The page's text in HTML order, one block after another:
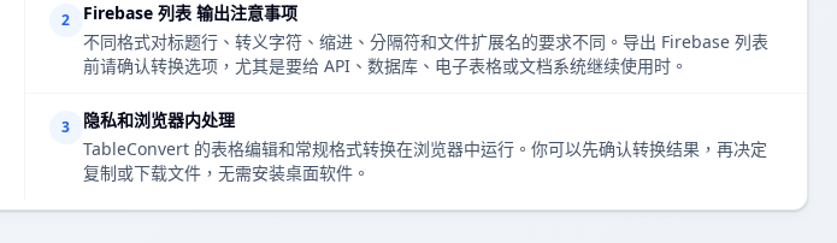
2
Firebase 列表 输出注意事项
不同格式对标题行、转义字符、缩进、分隔符和文件扩展名的要求不同。导出 Firebase 列表
前请确认转换选项，尤其是要给 API、数据库、电子表格或文档系统继续使用时。
3
隐私和浏览器内处理
TableConvert 的表格编辑和常规格式转换在浏览器中运行。你可以先确认转换结果，再决定
复制或下载文件，无需安装桌面软件。